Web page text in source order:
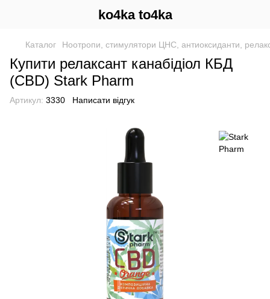
ko4ka to4ka
Каталог Ноотропи, стимулятори ЦНС, антиоксиданти,
Купити релаксант канабідіол КБД
(CBD) Stark Pharm
Артикул: 3330 Написати відгук